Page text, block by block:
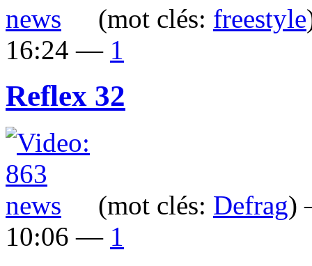
(mot clés: freestyle
16:24 — 1
Reflex 32
(mot clés: Defrag)
10:06 — 1